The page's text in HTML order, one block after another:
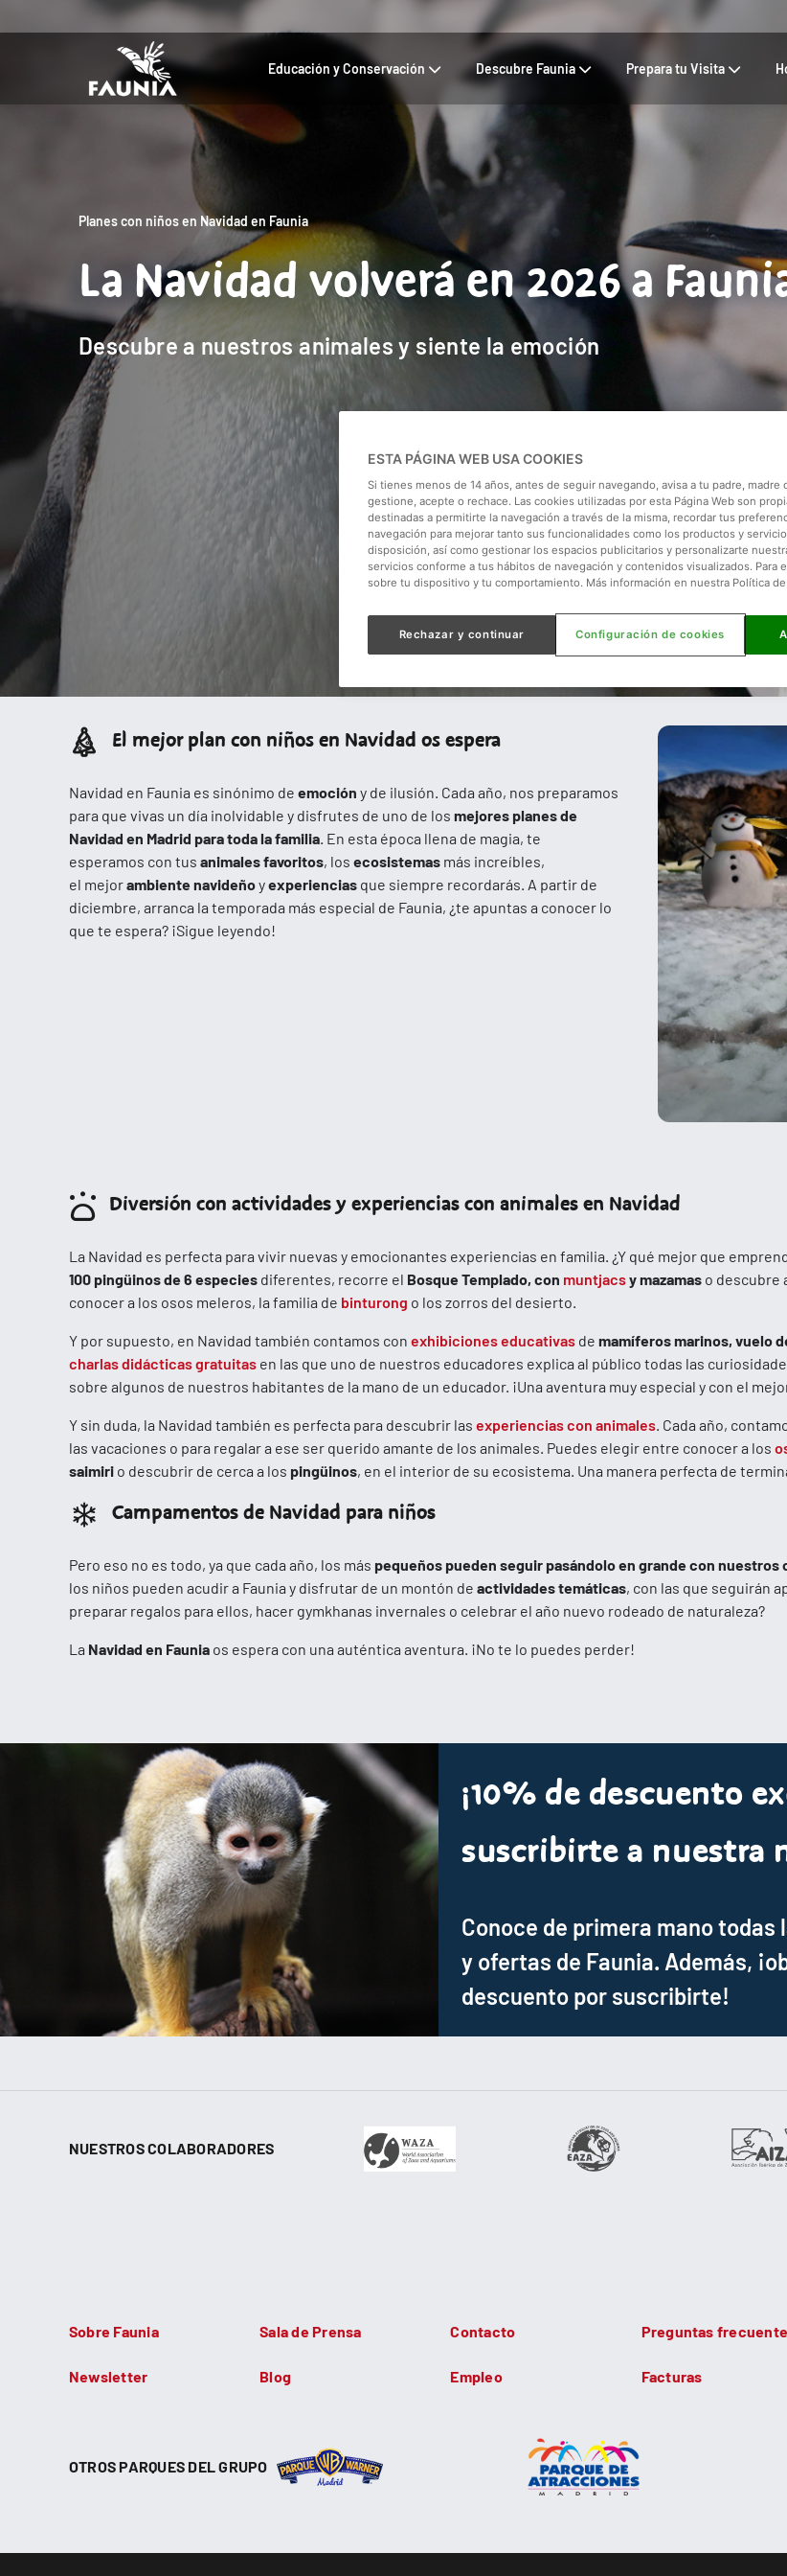
Educación y Conservación Descubre Faunia Prepara tu Visita
Planes con niños en Navidad en Faunia
La Navidad volverá en 2026 a
Descubre a nuestros animales y siente la emoción
El mejor plan con niños en Navidad os espera
Navidad en Faunia es sinónimo de emoción y de ilusión. Cada año, nos preparamos
para que vivas un día inolvidable y disfrutes de uno de los mejores planes de
Navidad en Madrid para toda la familia. En esta época llena de magia, te
esperamos con tus animales favoritos, los ecosistemas más increíbles,
el mejorambiente navideñoyexperiencias que siempre recordarás. A partir de
diciembre, arranca la temporada más especial de Faunia, ¿te apuntas a conocer lo
que te espera? ¡Sigue leyendo!
Diversión con actividades y experiencias con animales en Navidad
La Navidad es perfecta para vivir nuevas y emocionantes experiencias en familia. ¿Y qué mejor que
100 pingüinos de 6 especies diferentes, recorre el Bosque Templado, con muntjacsy mazamas o descubre
conocer a los osos meleros, la familia de binturong o los zorros del desierto.
Y por supuesto, en Navidad también contamos con exhibiciones educativas de mamíferos marinos, vuelo
charlas didácticas gratuitas en las que uno de nuestros educadores explica al público todas las
sobre algunos de nuestros habitantes de la mano de un educador. ¡Una aventura muy especial y con el
Y sin duda, la Navidad también es perfecta para descubrir las experiencias con animales . Cada año,
las vacaciones o para regalar a ese ser querido amante de los animales. Puedes elegir entre conocer a los
saimiri o descubrir de cerca a los pingüinos, en el interior de su ecosistema. Una manera perfecta de
Campamentos de Navidad para niños
Pero eso no es todo, ya que cada año, los más pequeños pueden seguir pasándolo en grande con nuestros
los niños pueden acudir a Faunia y disfrutar de un montón de actividades temáticas, con las que seguirán
preparar regalos para ellos, hacer gymkhanas invernales o celebrar el año nuevo rodeado de naturaleza?
La Navidad en Faunia os espera con una auténtica aventura. ¡No te lo puedes perder!
¡10% de descuento
suscribirte a nuestra
Conoce de primera mano todas
y ofertas de Faunia. Además,
descuento por suscribirte!
NUESTROS COLABORADORES
Sobre Faunia Sala de Prensa Contacto Preguntas
Newsletter Blog Empleo Facturas
OTROS PARQUES DEL GRUPO
ESTA PÁGINA WEB USA COOKIES
Si tienes menos de 14 años, antes de seguir navegando, avisa a tu padre, madre
gestione, acepte o rechace. Las cookies utilizadas por esta Página Web son
destinadas a permitirte la navegación a través de la misma, recordar tus
navegación para mejorar tanto sus funcionalidades como los productos y
disposición, así como gestionar los espacios publicitarios y personalizarte
servicios conforme a tus hábitos de navegación y contenidos visualizados. Para
sobre tu dispositivo y tu comportamiento. Más información en nuestra Política
Rechazar y continuar Configuración de cookies